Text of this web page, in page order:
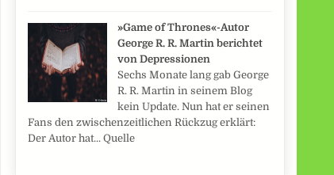
»Game of Thrones«-Autor
George R. R. Martin berichtet
von Depressionen
Sechs Monate lang gab George
R. R. Martin in seinem Blog
kein Update. Nun hat er seinen
Fans den zwischenzeitlichen Rückzug erklärt:
Der Autor hat... Quelle